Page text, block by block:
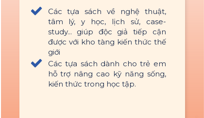
Các tựa sách về nghệ thuật,
tâm lý, y học, lịch sử, case-
study... giúp độc giả tiếp cận
được với kho tàng kiến thức thế
giới
Các tựa sách dành cho trẻ em
hỗ trợ nâng cao kỹ năng sống,
kiến thức trong học tập.